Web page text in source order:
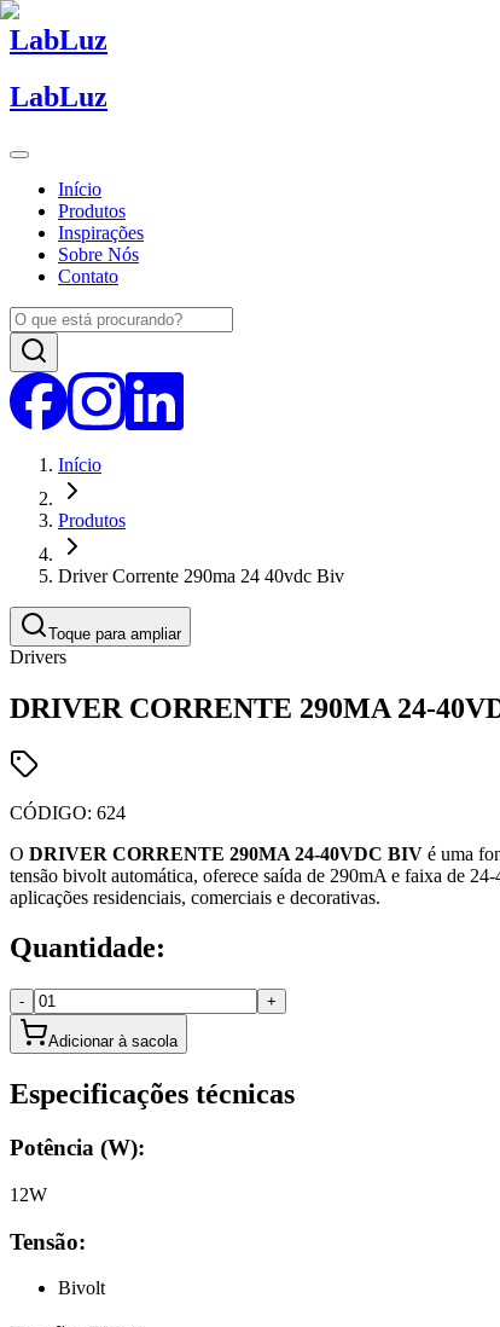
LabLuz
LabLuz
Início
Produtos
Inspirações
Sobre Nós
Contato
Início
Produtos
Driver Corrente 290ma 24 40vdc Biv
Toque para ampliar
Drivers
DRIVER CORRENTE 290MA 24-
CÓDIGO: 624
O DRIVER CORRENTE 290MA 24-40VDC BIV é uma
tensão bivolt automática, oferece saída de 290mA e faixa de
aplicações residenciais, comerciais e decorativas.
Quantidade:
- +
Adicionar à sacola
Especificações técnicas
Potência (W):
12W
Tensão:
Bivolt